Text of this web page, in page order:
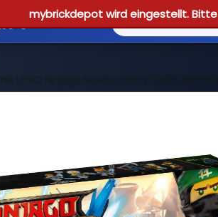
mybrickdepot wird eingestellt. Bitte
LEGO Ninjago Movie >LEGO 70614